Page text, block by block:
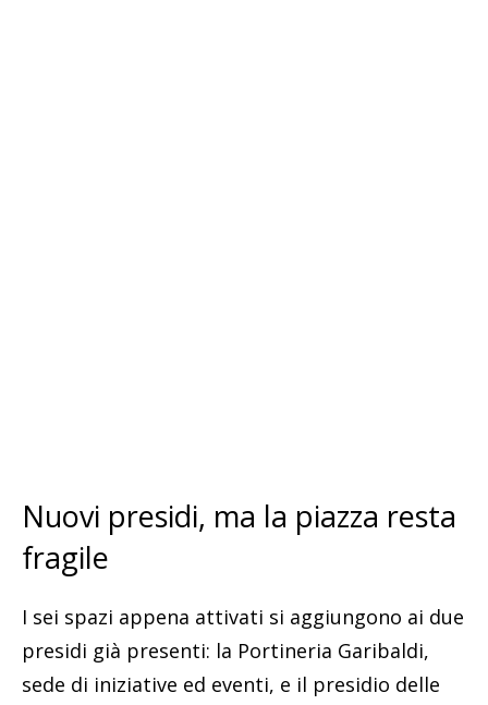
Nuovi presidi, ma la piazza resta
fragile
I sei spazi appena attivati si aggiungono ai due
presidi già presenti: la Portineria Garibaldi,
sede di iniziative ed eventi, e il presidio delle